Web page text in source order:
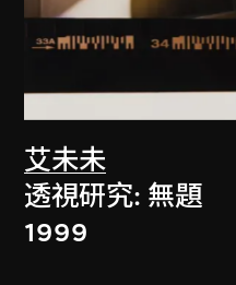
艾未未
透視研究: 無題
1999